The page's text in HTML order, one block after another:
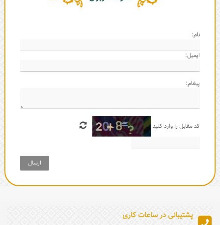
نام:
ایمیل:
پیغام:
کد مقابل را وارد کنید
ارسال
پشتیبانی در ساعات کاری